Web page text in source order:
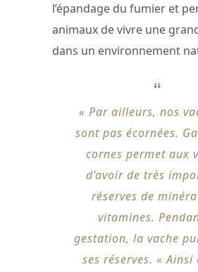
l’épandage du fumier et
animaux de vivre une
dans un environnement
« Par ailleurs, nos
sont pas écornées.
cornes permet aux
d’avoir de très
réserves de
vitamines.
gestation, la vache
ses réserves. « Ainsi